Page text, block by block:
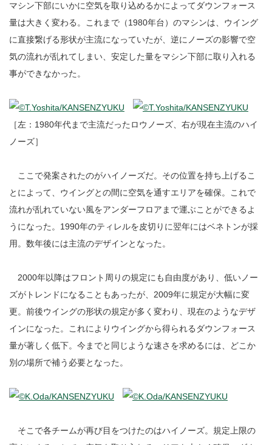
マシン下部にいかに空気を取り込めるかによってダウンフォース
量は大きく変わる。これまで（1980年台）のマシンは、ウイング
に直接繋げる形状が主流になっていたが、逆にノーズの影響で空
気の流れが乱れてしまい、安定した量をマシン下部に取り入れる
事ができなかった。
［左：1980年代まで主流だったロウノーズ、右が現在主流のハイ
ノーズ］
ここで発案されたのがハイノーズだ。その位置を持ち上げるこ
とによって、ウイングとの間に空気を通すエリアを確保。これで
流れが乱れていない風をアンダーフロアまで運ぶことができるよ
うになった。1990年のティレルを皮切りに翌年にはベネトンが採
用。数年後には主流のデザインとなった。
2000年以降はフロント周りの規定にも自由度があり、低いノー
ズがトレンドになることもあったが、2009年に規定が大幅に変
更。前後ウイングの形状の規定が多く変わり、現在のようなデザ
インになった。これによりウイングから得られるダウンフォース
量が著しく低下。今までと同じような速さを求めるには、どこか
別の場所で補う必要となった。
そこで各チームが再び目をつけたのはハイノーズ。規定上限の